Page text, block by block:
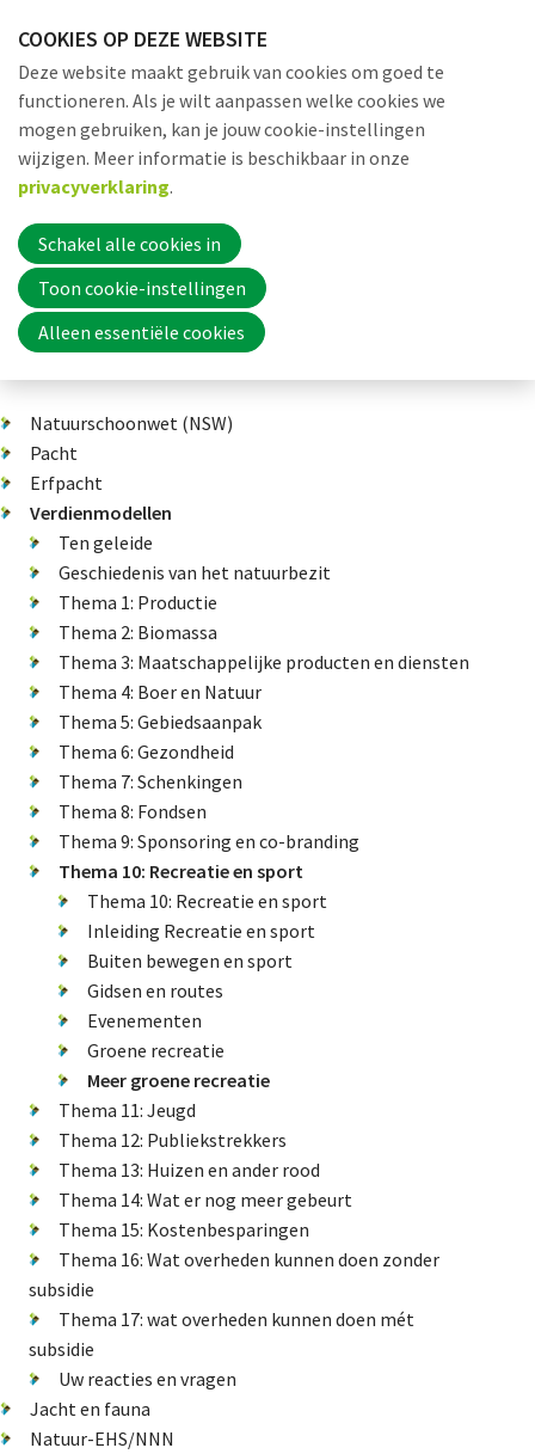
links
over
Jump
to
navigation
to
main
content
Dossiers Verdienmodellen Thema 10: Recreatie en sport
Meer groene recreatie
Natuurschoonwet (NSW)
Pacht
Erfpacht
Verdienmodellen
Ten geleide
Geschiedenis van het natuurbezit
Thema 1: Productie
Thema 2: Biomassa
Thema 3: Maatschappelijke producten en diensten
Thema 4: Boer en Natuur
Thema 5: Gebiedsaanpak
Thema 6: Gezondheid
Thema 7: Schenkingen
Thema 8: Fondsen
Thema 9: Sponsoring en co-branding
Thema 10: Recreatie en sport
Thema 10: Recreatie en sport
Inleiding Recreatie en sport
Buiten bewegen en sport
Gidsen en routes
Evenementen
Groene recreatie
Meer groene recreatie
Thema 11: Jeugd
Thema 12: Publiekstrekkers
Thema 13: Huizen en ander rood
Thema 14: Wat er nog meer gebeurt
Thema 15: Kostenbesparingen
Thema 16: Wat overheden kunnen doen zonder
subsidie
Thema 17: wat overheden kunnen doen mét
subsidie
Uw reacties en vragen
Jacht en fauna
Natuur-EHS/NNN
Word nu lid
Dossiers
Natuurschoonwet (NSW)
Pacht
Verkiezingen
Energietransitie
COOKIES OP DEZE WEBSITE
Deze website maakt gebruik van cookies om goed te
functioneren. Als je wilt aanpassen welke cookies we
mogen gebruiken, kan je jouw cookie-instellingen
wijzigen. Meer informatie is beschikbaar in onze
privacyverklaring.
Schakel alle cookies in
Toon cookie-instellingen
Alleen essentiële cookies